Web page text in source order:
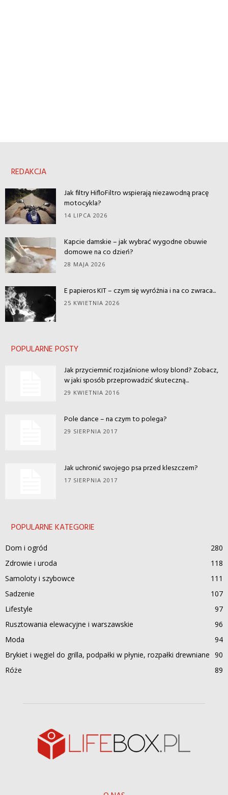
REDAKCJA
Jak filtry HifloFiltro wspierają niezawodną pracę
motocykla?
14 LIPCA 2026
Kapcie damskie – jak wybrać wygodne obuwie
domowe na co dzień?
28 MAJA 2026
E papieros KIT – czym się wyróżnia i na co zwraca...
25 KWIETNIA 2026
POPULARNE POSTY
Jak przyciemnić rozjaśnione włosy blond? Zobacz,
w jaki sposób przeprowadzić skuteczną...
29 KWIETNIA 2016
Pole dance – na czym to polega?
29 SIERPNIA 2017
Jak uchronić swojego psa przed kleszczem?
17 SIERPNIA 2017
POPULARNE KATEGORIE
Dom i ogród
280
Zdrowie i uroda
118
Samoloty i szybowce
111
Sadzenie
107
Lifestyle
97
Rusztowania elewacyjne i warszawskie
96
Moda
94
Brykiet i węgiel do grilla, podpałki w płynie, rozpałki drewniane 90
Róże
89